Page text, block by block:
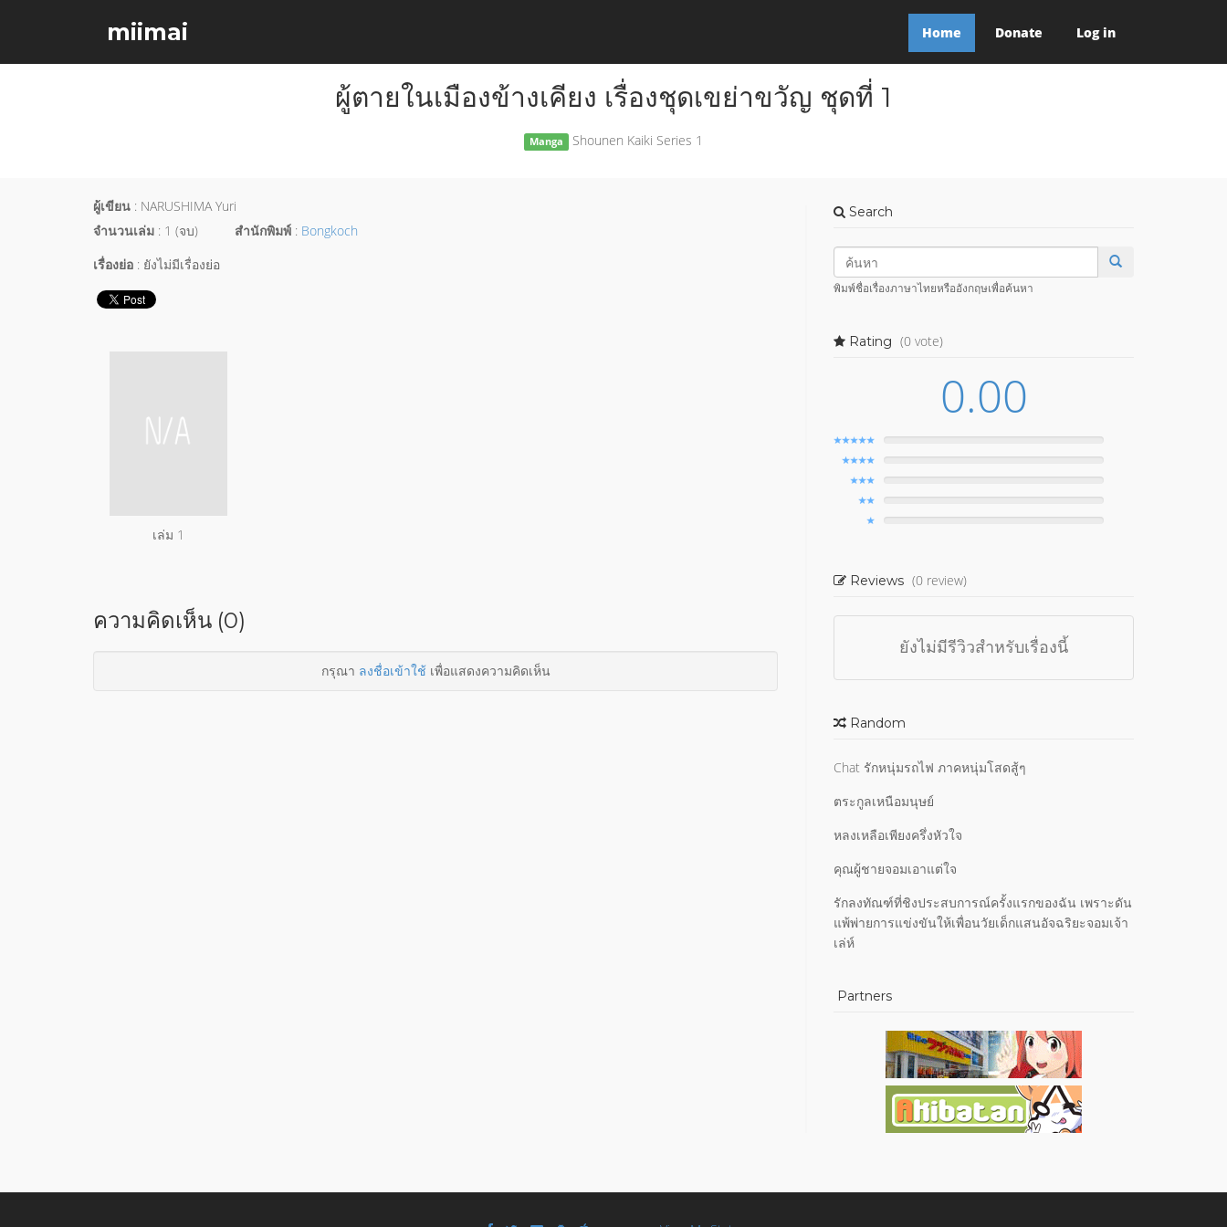
miimai Home Donate Log in
ผู้ตายในเมืองข้างเคียง เรื่องชุดเขย่าขวัญ ชุดที่ 1
Manga Shounen Kaiki Series 1
ผู้เขียน : NARUSHIMA Yuri
จำนวนเล่ม : 1 (จบ) สำนักพิมพ์ : Bongkoch
เรื่องย่อ : ยังไม่มีเรื่องย่อ
เล่ม 1
ความคิดเห็น (0)
กรุณา ลงชื่อเข้าใช้เพื่อแสดงความคิดเห็น
Search
พิมพ์ชื่อเรื่องภาษาไทยหรืออังกฤษเพื่อค้นหา
Rating (0 vote)
0.00
Reviews (0 review)
ยังไม่มีรีวิวสำหรับเรื่องนี้
Random
Chat รักหนุ่มรถไฟ ภาคหนุ่มโสดสู้ๆ
ตระกูลเหนือมนุษย์
หลงเหลือเพียงครึ่งหัวใจ
คุณผู้ชายจอมเอาแต่ใจ
รักลงทัณฑ์ที่ชิงประสบการณ์ครั้งแรกของฉัน เพราะดัน
แพ้พ่ายการแข่งขันให้เพื่อนวัยเด็กแสนอัจฉริยะจอมเจ้า
เล่ห์
Partners